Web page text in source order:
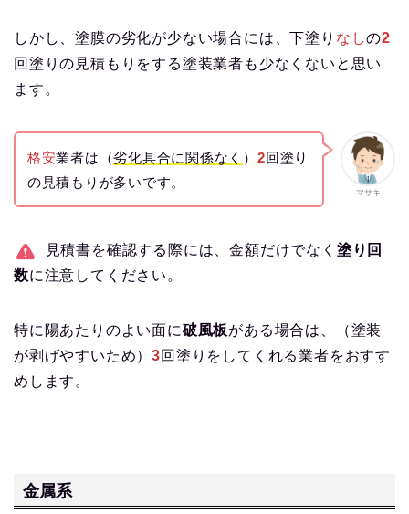
しかし、塗膜の劣化が少ない場合には、下塗り なしの2
回塗りの見積もりをする塗装業者も少なくないと思い
ます。
マサキ
格安業者は（劣化具合に関係なく ） 2回塗り
の見積もりが多いです。
見積書を確認する際には、金額だけでなく 塗り回
数に注意してください。
特に陽あたりのよい面に破風板がある場合は、（塗装
が剥げやすいため）3回塗りをしてくれる業者をおすす
めします。
金属系